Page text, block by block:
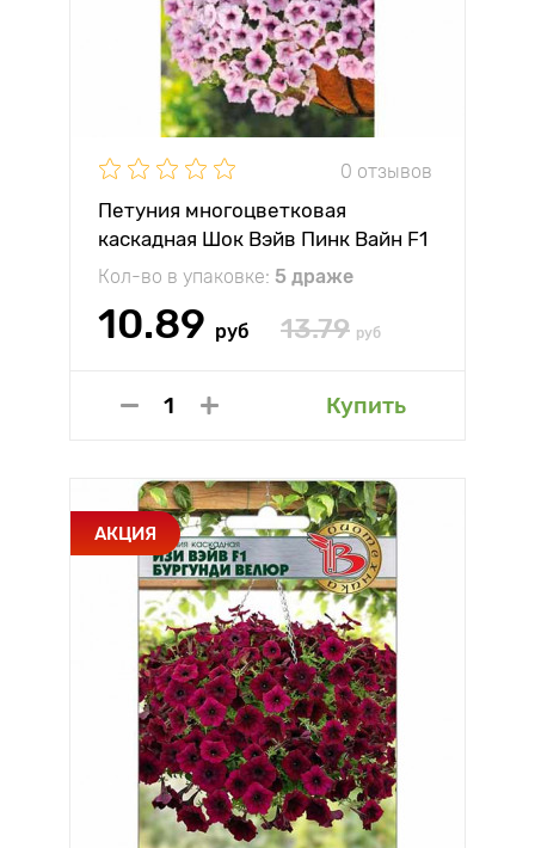
0 отзывов
Петуния многоцветковая
каскадная Шок Вэйв Пинк Вайн F1
Партнер
Кол-во в упаковке: 5 драже
10.89 руб 13.79 руб
Купить
АКЦИЯ